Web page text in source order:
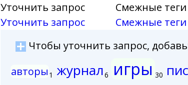
Уточнить запрос
Уточнить запрос
Смежные теги
Смежные теги
Чтобы уточнить запрос,
авторы 1 журнал6 игры 30